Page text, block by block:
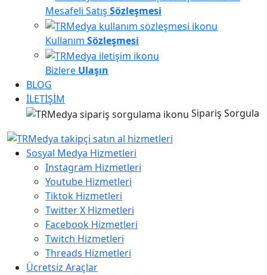
Mesafeli Satış Sözleşmesi
Kullanım Sözleşmesi
Bizlere Ulaşın
BLOG
İLETİŞİM
Sipariş Sorgula
Sosyal Medya Hizmetleri
Instagram Hizmetleri
Youtube Hizmetleri
Tiktok Hizmetleri
Twitter X Hizmetleri
Facebook Hizmetleri
Twitch Hizmetleri
Threads Hizmetleri
Ücretsiz Araçlar